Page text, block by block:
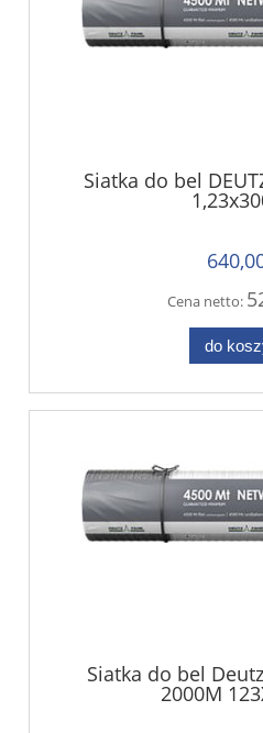
Siatka do bel
Cena netto:
do
Siatka do bel
2000M